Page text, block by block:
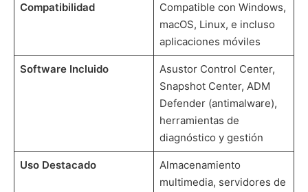
Compatibilidad
Compatible con Windows,
macOS, Linux, e incluso
aplicaciones móviles
Software Incluido
Asustor Control Center,
Snapshot Center, ADM
Defender (antimalware),
herramientas de
diagnóstico y gestión
Uso Destacado
Almacenamiento
multimedia, servidores de